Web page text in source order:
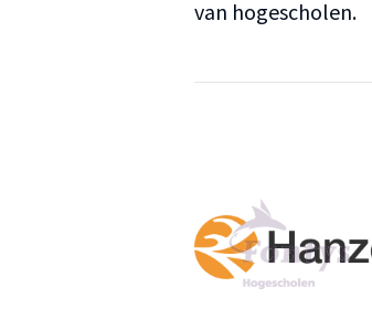
van hogescholen.